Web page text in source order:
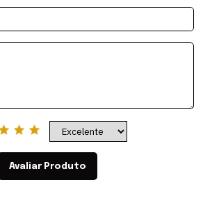
Avaliar Produto